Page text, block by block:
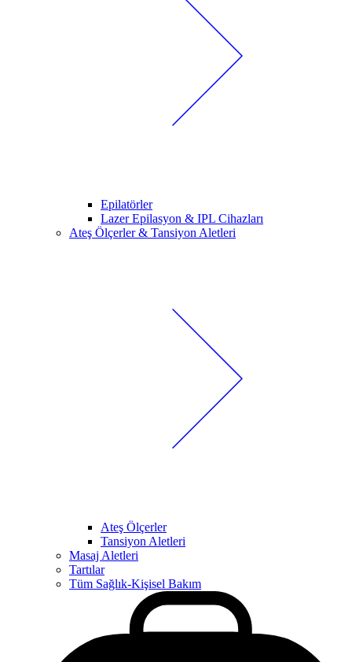
Epilatörler
Lazer Epilasyon & IPL Cihazları
Ateş Ölçerler & Tansiyon Aletleri
Ateş Ölçerler
Tansiyon Aletleri
Masaj Aletleri
Tartılar
Tüm Sağlık-Kişisel Bakım